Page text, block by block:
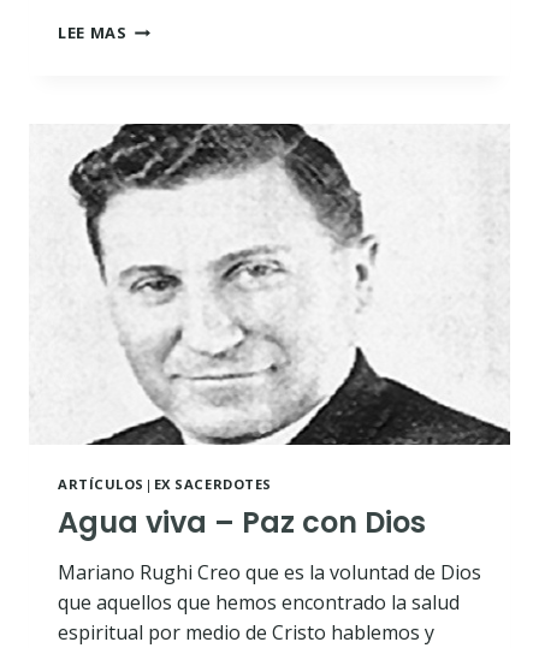
LEE MAS YO
LÍDER
DE
CIEGOS
ARTÍCULOS | EX SACERDOTES
Agua viva – Paz con Dios
Mariano Rughi Creo que es la voluntad de Dios
que aquellos que hemos encontrado la salud
espiritual por medio de Cristo hablemos y